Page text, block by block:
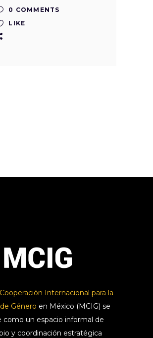
0 COMMENTS
LIKE
Internacional para la
Género en México (MCIG) se
como un espacio informal de
y coordinación estratégica